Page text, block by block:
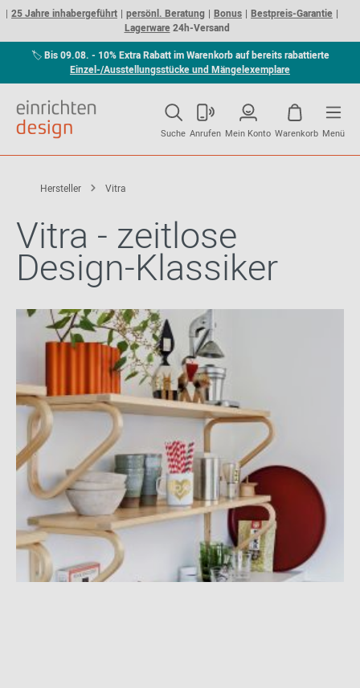
25 Jahre inhabergeführt persönl. Beratung Bonus
Bestpreis-Garantie
Lagerware24h-Versand
🏷Bis 09.08. - 10% Extra Rabatt im Warenkorb auf bereits rabattierte
Einzel-/Ausstellungsstücke und Mängelexemplare
Suche Anrufen Mein Konto Warenkorb Menü
Hersteller Vitra
Vitra - zeitlose
Design-Klassiker